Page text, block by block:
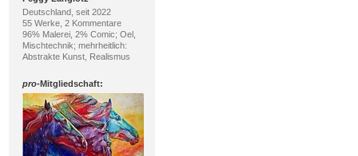
Deutschland, seit 2022
55 Werke, 2 Kommentare
96% Malerei, 2% Comic; Oel,
Mischtechnik; mehrheitlich:
Abstrakte Kunst, Realismus
pro-Mitgliedschaft: